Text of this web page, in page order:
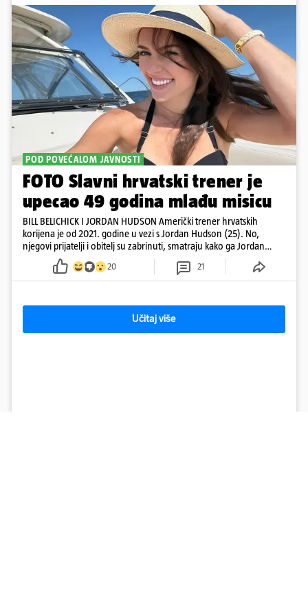
POD POVEĆALOM JAVNOSTI
FOTO Slavni hrvatski trener je
upecao 49 godina mlađu misicu
BILL BELICHICK I JORDAN HUDSON Američki trener hrvatskih
korijena je od 2021. godine u vezi s Jordan Hudson (25). No,
njegovi prijatelji i obitelj su zabrinuti, smatraju kako ga Jordan
kontrolira
20 21
Učitaj više